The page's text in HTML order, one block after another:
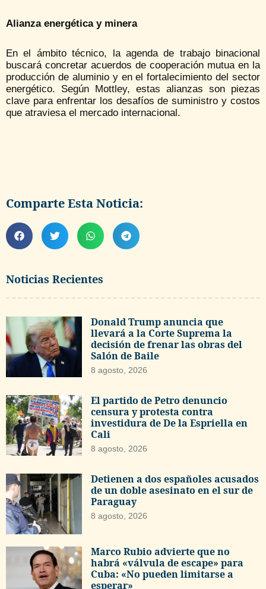
Noticias Recientes
Donald Trump anuncia que
llevará a la Corte Suprema la
decisión de frenar las obras del
Salón de Baile
8 agosto, 2026
El partido de Petro denuncio
censura y protesta contra
investidura de De la Espriella en
Cali
8 agosto, 2026
Detienen a dos españoles acusados
de un doble asesinato en el sur de
Paraguay
8 agosto, 2026
Marco Rubio advierte que no
habrá «válvula de escape» para
Cuba: «No pueden limitarse a
esperar»
Alianza energética y minera
En el ámbito técnico, la agenda de trabajo binacional
buscará concretar acuerdos de cooperación mutua en la
producción de aluminio y en el fortalecimiento del sector
energético. Según Mottley, estas alianzas son piezas
clave para enfrentar los desafíos de suministro y costos
que atraviesa el mercado internacional.
Comparte Esta Noticia: